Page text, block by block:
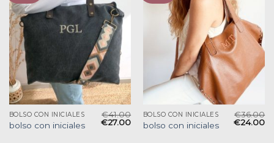
BOLSO CON INICIALES
bolso con iniciales
€41.00
€27.00
BOLSO CON INICIALES
bolso con iniciales
€36.00
€24.00